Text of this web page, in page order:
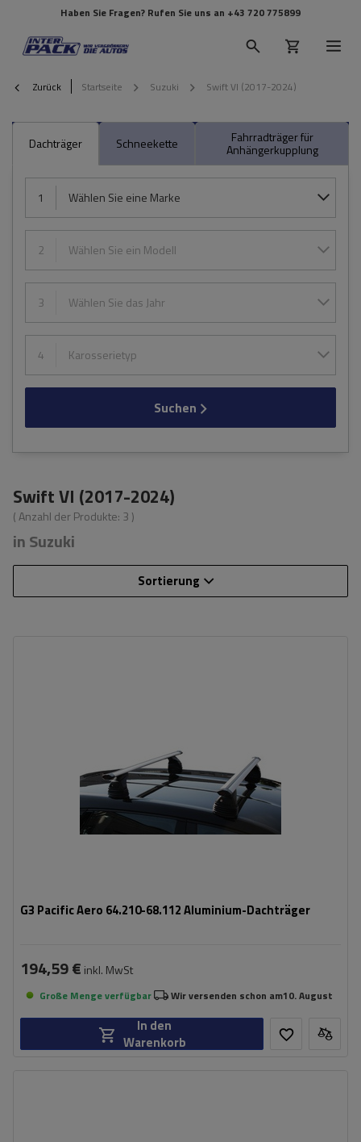
Haben Sie Fragen? Rufen Sie uns an +43 720 775899
Zurück Startseite Suzuki Swift VI (2017-2024)
Dachträger Schneekette Fahrradträger für
Anhängerkupplung
1 Wählen Sie eine Marke
2 Wählen Sie ein Modell
3 Wählen Sie das Jahr
4 Karosserietyp
Suchen
Swift VI (2017-2024)
( Anzahl der Produkte: 3 )
in Suzuki
Sortierung
G3 Pacific Aero 64.210-68.112 Aluminium-Dachträger
194,59 € inkl. MwSt
Große Menge verfügbar Wir versenden schon am10. August
In den
Warenkorb